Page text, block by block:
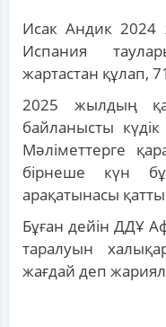
Исак Андик
Испания
жартастан құлап,
2025 жылдың
байланысты
Мәліметтерге
бірнеше күн
арақатынасы
Бұған дейін ДДҰ
таралуын
жағдай деп